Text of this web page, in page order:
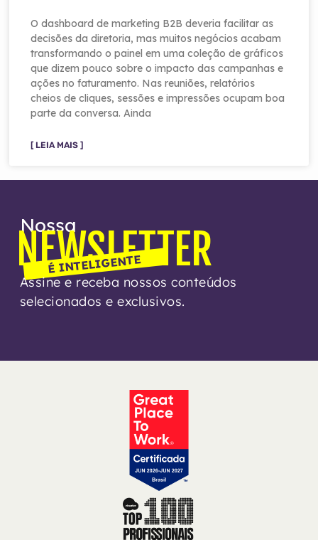
O dashboard de marketing B2B deveria facilitar as
decisões da diretoria, mas muitos negócios acabam
transformando o painel em uma coleção de gráficos
que dizem pouco sobre o impacto das campanhas e
ações no faturamento. Nas reuniões, relatórios
cheios de cliques, sessões e impressões ocupam boa
parte da conversa. Ainda
[ LEIA MAIS ]
Nossa
NEWSLETTER
É INTELIGENTE
Assine e receba nossos conteúdos
selecionados e exclusivos.